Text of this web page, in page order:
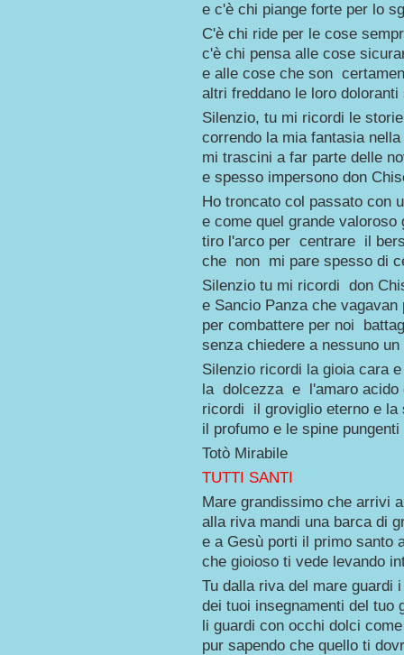
e c'è chi piange forte per lo
C'è chi ride per le cose
c'è chi pensa alle cose
e alle cose che son
altri freddano le loro
Silenzio, tu mi ricordi le
correndo la mia fantasia nella
mi trascini a far parte delle
e spesso impersono don
Ho troncato col passato con
e come quel grande valoroso
tiro l'arco per centrare il
che non mi pare spesso di
Silenzio tu mi ricordi don
e Sancio Panza che vagavan
per combattere per noi
senza chiedere a nessuno
Silenzio ricordi la gioia cara
la dolcezza e l'amaro acido
ricordi il groviglio eterno e la
il profumo e le spine
Totò Mirabile
TUTTI SANTI
Mare grandissimo che arrivi
alla riva mandi una barca di
e a Gesù porti il primo santo
che gioioso ti vede levando
Tu dalla riva del mare guardi
dei tuoi insegnamenti del tuo
li guardi con occhi dolci
pur sapendo che quello ti